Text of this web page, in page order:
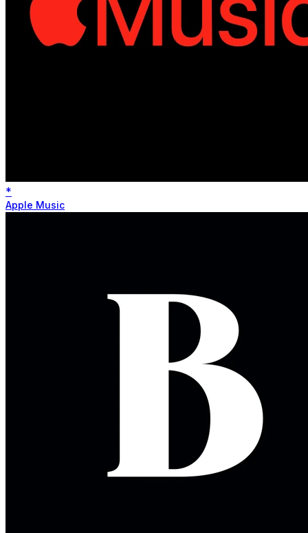
*
Apple Music